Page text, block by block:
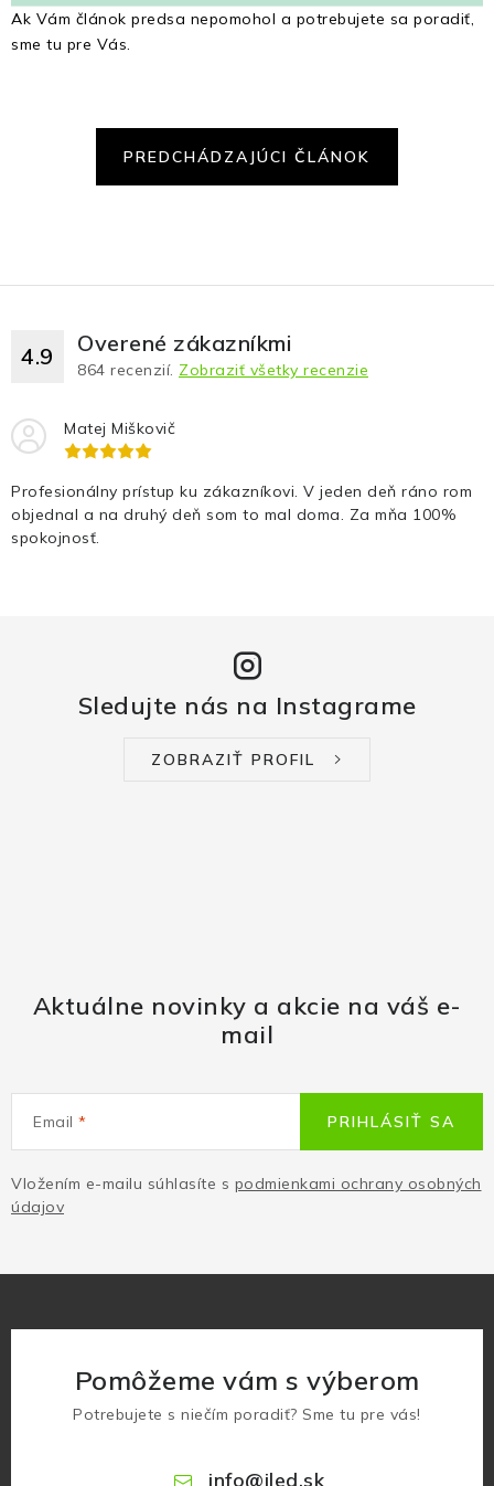
Ak Vám článok predsa nepomohol a potrebujete sa poradiť,
sme tu pre Vás.
PREDCHÁDZAJÚCI ČLÁNOK
4.9 Overené zákazníkmi
864 recenzií. Zobraziť všetky recenzie
Matej Miškovič
Profesionálny prístup ku zákazníkovi. V jeden deň ráno rom
objednal a na druhý deň som to mal doma. Za mňa 100%
spokojnosť.
Sledujte nás na Instagrame
ZOBRAZIŤ PROFIL
Aktuálne novinky a akcie na váš e-
mail
Email
Vložením e-mailu súhlasíte s podmienkami ochrany osobných
údajov
PRIHLÁSIŤ SA
Pomôžeme vám s výberom
Potrebujete s niečím poradiť? Sme tu pre vás!
info@iled.sk